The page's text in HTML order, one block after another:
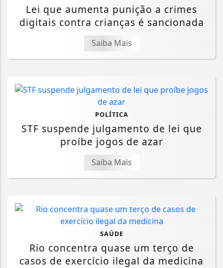
Lei que aumenta punição a crimes
digitais contra crianças é sancionada
Saiba Mais
POLÍTICA
STF suspende julgamento de lei que
proíbe jogos de azar
Saiba Mais
SAÚDE
Rio concentra quase um terço de
casos de exercício ilegal da medicina